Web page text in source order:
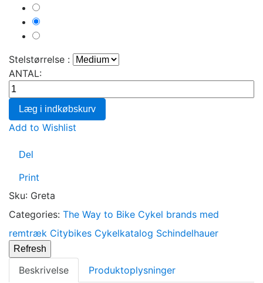
Mineral
Grey
Ash
Grey
Petrol
Stelstørrelse :
ANTAL:
Læg i indkøbskurv
Add to Wishlist
Del
Print
Sku: Greta
Categories: The Way to Bike Cykel brands med
remtræk Citybikes Cykelkatalog Schindelhauer
Beskrivelse Produktoplysninger